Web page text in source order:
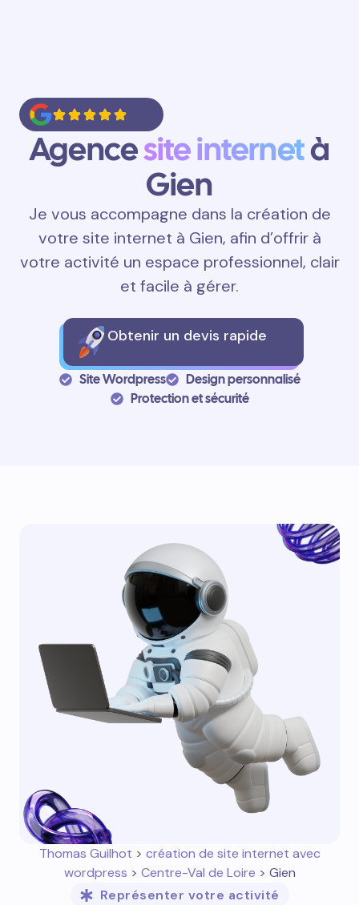
Agencesite internetà
Gien
Je vous accompagne dans la création de
votre site internet à Gien, afin d’offrir à
votre activité un espace professionnel, clair
et facile à gérer.
Obtenir un devis rapide
Site Wordpress
Design personnalisé
Protection et sécurité
Thomas Guilhot > création de site internet avec
wordpress > Centre-Val de Loire > Gien
Représenter votre activité